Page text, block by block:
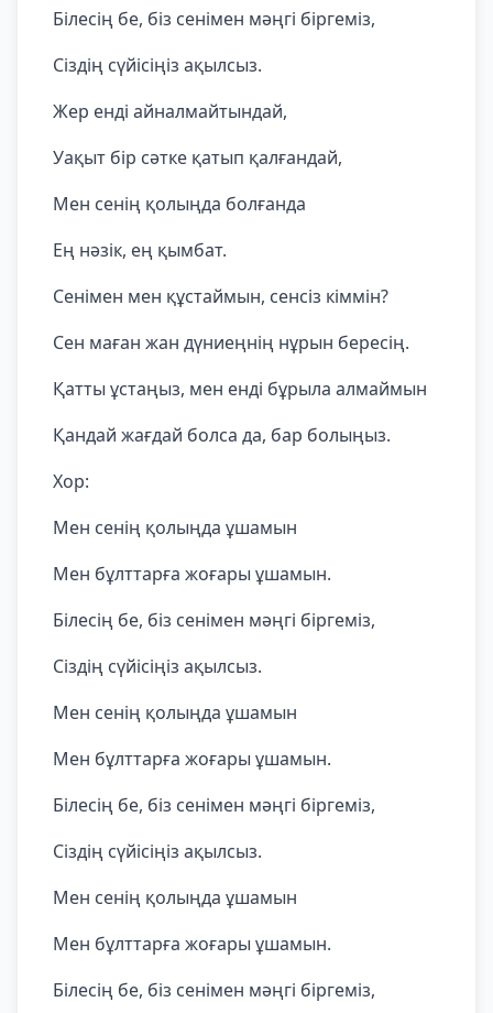
Білесің бе, біз сенімен мәңгі біргеміз,
Сіздің сүйісіңіз ақылсыз.
Жер енді айналмайтындай,
Уақыт бір сәтке қатып қалғандай,
Мен сенің қолыңда болғанда
Ең нәзік, ең қымбат.
Сенімен мен құстаймын, сенсіз кіммін?
Сен маған жан дүниеңнің нұрын бересің.
Қатты ұстаңыз, мен енді бұрыла алмаймын
Қандай жағдай болса да, бар болыңыз.
Хор:
Мен сенің қолыңда ұшамын
Мен бұлттарға жоғары ұшамын.
Білесің бе, біз сенімен мәңгі біргеміз,
Сіздің сүйісіңіз ақылсыз.
Мен сенің қолыңда ұшамын
Мен бұлттарға жоғары ұшамын.
Білесің бе, біз сенімен мәңгі біргеміз,
Сіздің сүйісіңіз ақылсыз.
Мен сенің қолыңда ұшамын
Мен бұлттарға жоғары ұшамын.
Білесің бе, біз сенімен мәңгі біргеміз,